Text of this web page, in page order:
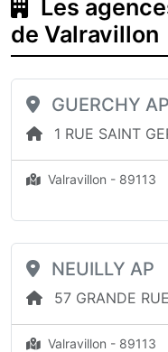
Les
de Valravillon
GUERCHY AP
1 RUE SAINT
Valravillon - 89113
NEUILLY AP
57 GRANDE RUE
Valravillon - 89113